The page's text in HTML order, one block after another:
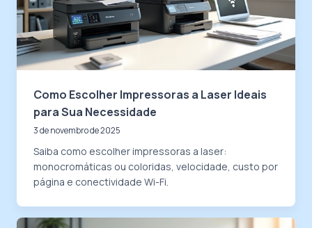
Como Escolher Impressoras a Laser Ideais
para Sua Necessidade
3 de novembro de 2025
Saiba como escolher impressoras a laser:
monocromáticas ou coloridas, velocidade, custo por
página e conectividade Wi-Fi.